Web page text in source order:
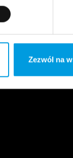
Zezwól na